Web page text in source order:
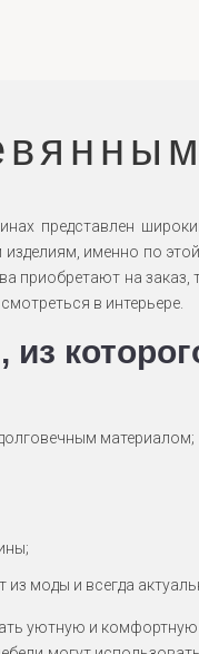
представлен
именно по
приобретают на
в интерьере.
материалом;
моды и всегда
уютную и